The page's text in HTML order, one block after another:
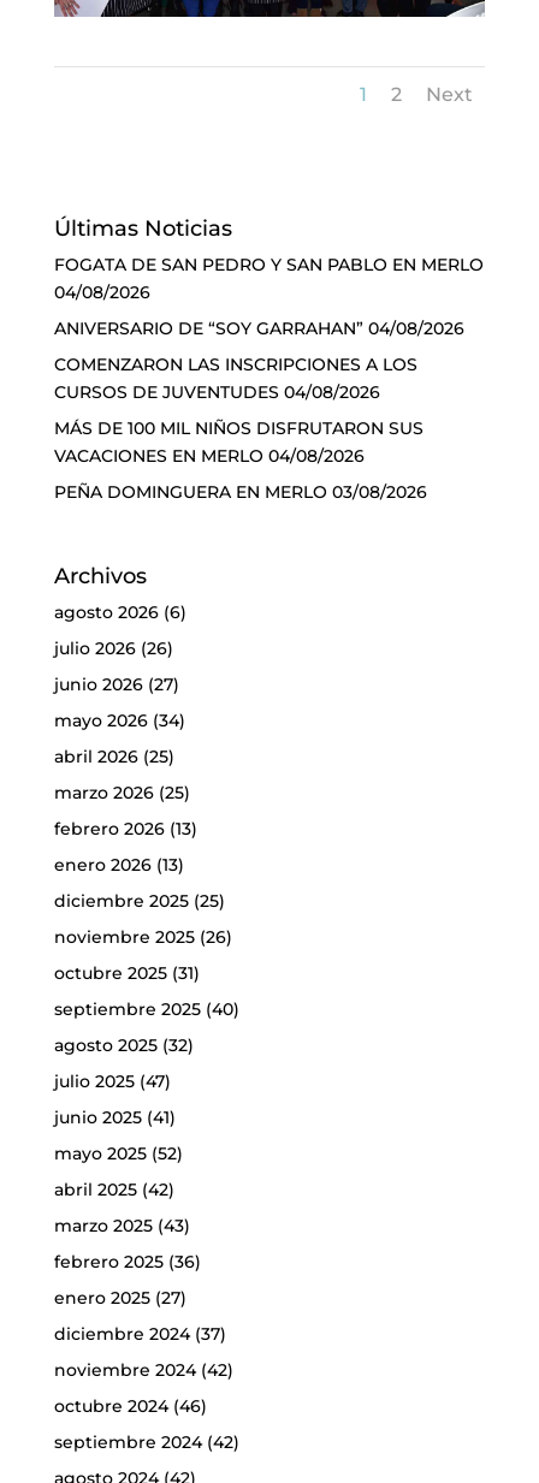
1 2 Next
Últimas Noticias
FOGATA DE SAN PEDRO Y SAN PABLO EN MERLO
04/08/2026
ANIVERSARIO DE “SOY GARRAHAN” 04/08/2026
COMENZARON LAS INSCRIPCIONES A LOS
CURSOS DE JUVENTUDES 04/08/2026
MÁS DE 100 MIL NIÑOS DISFRUTARON SUS
VACACIONES EN MERLO 04/08/2026
PEÑA DOMINGUERA EN MERLO 03/08/2026
Archivos
agosto 2026(6)
julio 2026(26)
junio 2026(27)
mayo 2026(34)
abril 2026(25)
marzo 2026(25)
febrero 2026(13)
enero 2026(13)
diciembre 2025(25)
noviembre 2025(26)
octubre 2025(31)
septiembre 2025(40)
agosto 2025(32)
julio 2025(47)
junio 2025(41)
mayo 2025(52)
abril 2025(42)
marzo 2025(43)
febrero 2025(36)
enero 2025(27)
diciembre 2024(37)
noviembre 2024(42)
octubre 2024(46)
septiembre 2024(42)
agosto 2024(42)